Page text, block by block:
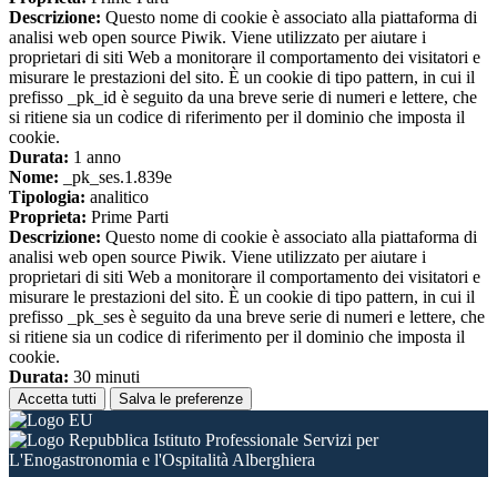
Descrizione: Questo nome di cookie è associato alla piattaforma di
analisi web open source Piwik. Viene utilizzato per aiutare i
proprietari di siti Web a monitorare il comportamento dei visitatori e
misurare le prestazioni del sito. È un cookie di tipo pattern, in cui il
prefisso _pk_id è seguito da una breve serie di numeri e lettere, che
si ritiene sia un codice di riferimento per il dominio che imposta il
cookie.
Durata: 1 anno
Nome: _pk_ses.1.839e
Tipologia: analitico
Proprieta: Prime Parti
Descrizione: Questo nome di cookie è associato alla piattaforma di
analisi web open source Piwik. Viene utilizzato per aiutare i
proprietari di siti Web a monitorare il comportamento dei visitatori e
misurare le prestazioni del sito. È un cookie di tipo pattern, in cui il
prefisso _pk_ses è seguito da una breve serie di numeri e lettere, che
si ritiene sia un codice di riferimento per il dominio che imposta il
cookie.
Durata: 30 minuti
Accetta tutti Salva le preferenze
Istituto Professionale Servizi per
L'Enogastronomia e l'Ospitalità Alberghiera